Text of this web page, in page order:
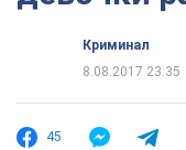
Криминал
8.08.2017 23:35
45